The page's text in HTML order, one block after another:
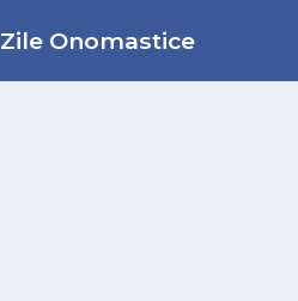
Zile Onomastice